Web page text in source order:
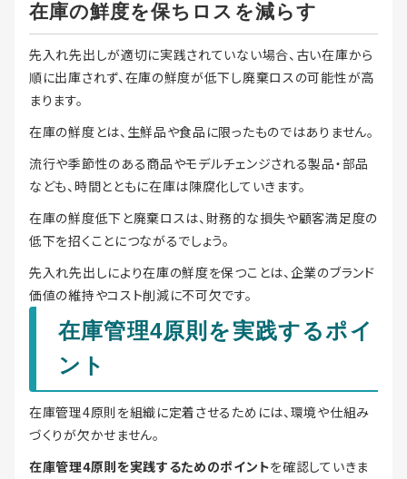
在庫の鮮度を保ちロスを減らす
先入れ先出しが適切に実践されていない場合、古い在庫から
順に出庫されず、在庫の鮮度が低下し廃棄ロスの可能性が高
まります。
在庫の鮮度とは、生鮮品や食品に限ったものではありません。
流行や季節性のある商品やモデルチェンジされる製品・部品
なども、時間とともに在庫は陳腐化していきます。
在庫の鮮度低下と廃棄ロスは、財務的な損失や顧客満足度の
低下を招くことにつながるでしょう。
先入れ先出しにより在庫の鮮度を保つことは、企業のブランド
価値の維持やコスト削減に不可欠です。
在庫管理4原則を実践するポイ
ント
在庫管理4原則を組織に定着させるためには、環境や仕組み
づくりが欠かせません。
在庫管理4原則を実践するためのポイントを確認していきま